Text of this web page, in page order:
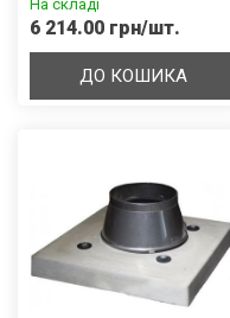
На складі
6 214.00 грн/шт.
ДО КОШИКА